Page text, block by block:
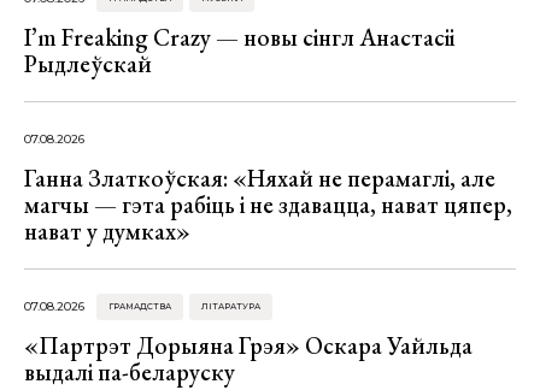
I’m Freaking Crazy — новы сінгл Анастасіі
Рыдлеўскай
07.08.2026
Ганна Златкоўская: «Няхай не перамаглі, але
магчы — гэта рабіць і не здавацца, нават цяпер,
нават у думках»
07.08.2026 ГРАМАДСТВА ЛІТАРАТУРА
«Партрэт Дорыяна Грэя» Оскара Уайльда
выдалі па-беларуску